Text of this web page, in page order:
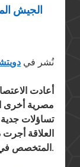
نُشر في
أعادت
مصرية أخرى
تساؤلات جدية
العلاقة أجرت
المتخصص في تاريخه خالد فهمي.